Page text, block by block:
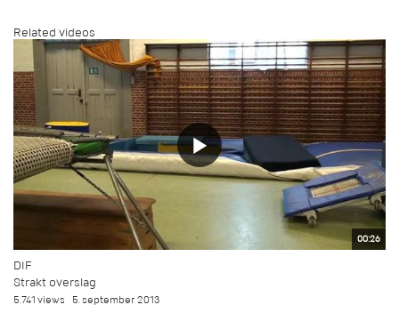
Related videos
00:26
DIF
Strakt overslag
5.741 views 5. september 2013